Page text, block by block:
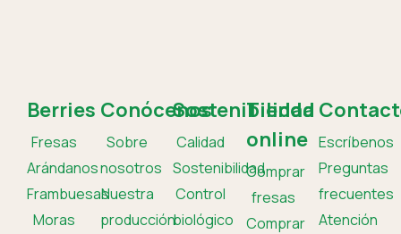
Berries
Fresas
Arándanos
Frambuesas
Moras
Conócenos
Sobre
nosotros
Nuestra
producción
Sostenibilidad
Calidad
Sostenibilidad
Control
biológico
Tienda
online
Comprar
fresas
Comprar
Escríbenos
Preguntas
frecuentes
Atención